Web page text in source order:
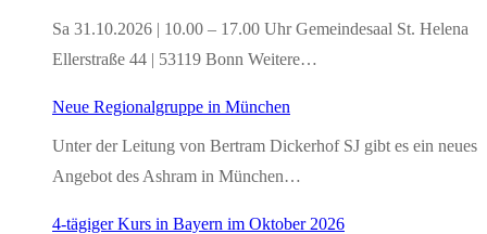
Sa 31.10.2026 | 10.00 – 17.00 Uhr Gemeindesaal St. Helena
Ellerstraße 44 | 53119 Bonn Weitere…
Neue Regionalgruppe in München
Unter der Leitung von Bertram Dickerhof SJ gibt es ein neues
Angebot des Ashram in München…
4-tägiger Kurs in Bayern im Oktober 2026